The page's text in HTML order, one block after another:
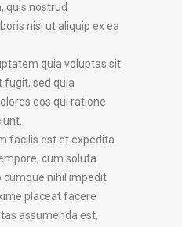
quis nostrud
nisi ut aliquip ex ea
quia voluptas sit
fugit, sed quia
eos qui ratione
facilis est et expedita
cum soluta
cumque nihil impedit
placeat facere
assumenda est,